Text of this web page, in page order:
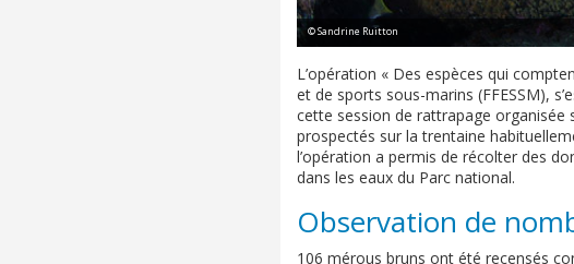
© Sandrine Ruitton
L’opération « Des espèces qui
et de sports sous-marins (FFESSM),
cette session de rattrapage
prospectés sur la trentaine
l’opération a permis de récolter des
dans les eaux du Parc national.
Observation de
106 mérous bruns ont été recensés